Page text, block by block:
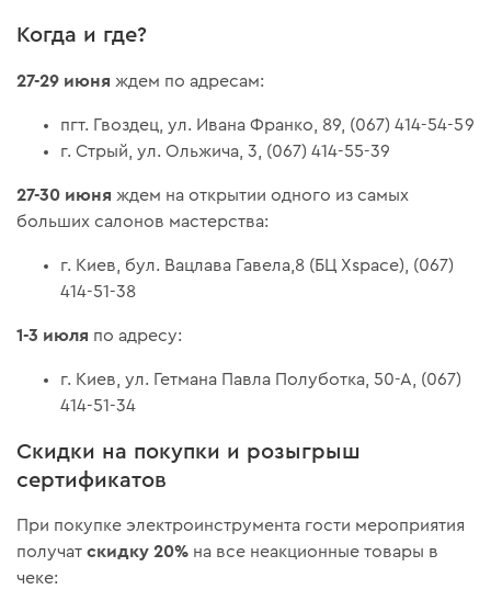
Когда и где?
27-29 июняждем по адресам:
пгт. Гвоздец, ул. Ивана Франко, 89, (067) 414-54-59
г. Стрый, ул. Ольжича, 3, (067) 414-55-39
27-30 июня ждем на открытии одного из самых
больших салонов мастерства:
г. Киев, бул. Вацлава Гавела,8 (БЦ Xspace), (067)
414-51-38
1-3 июля по адресу:
г. Киев, ул. Гетмана Павла Полуботка, 50-А, (067)
414-51-34
Скидки на покупки и розыгрыш
сертификатов
При покупке электроинструмента гости мероприятия
получатскидку 20% на все неакционные товары в
чеке: